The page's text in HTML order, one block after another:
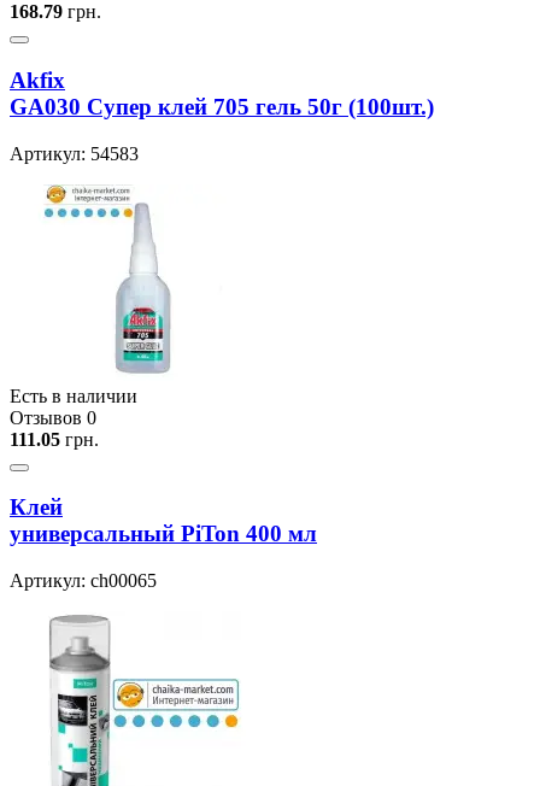
168.79 грн.
Akfix
GA030 Супер клей 705 гель 50г (100шт.)
Артикул: 54583
Есть в наличии
Отзывов 0
111.05 грн.
Клей
универсальный PiTon 400 мл
Артикул: ch00065